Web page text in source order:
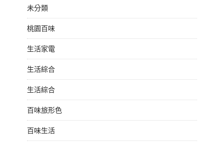
未分類
桃園百味
生活家電
生活綜合
生活綜合
百味旅形色
百味生活